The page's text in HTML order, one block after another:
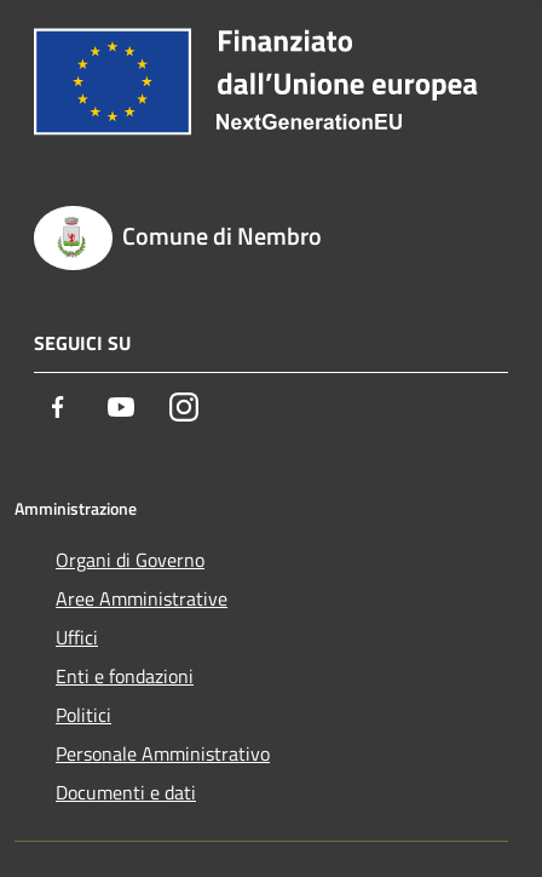
Comune di Nembro
SEGUICI SU
Facebook YoutubeInstagram
Amministrazione
Organi di Governo
Aree Amministrative
Uffici
Enti e fondazioni
Politici
Personale Amministrativo
Documenti e dati